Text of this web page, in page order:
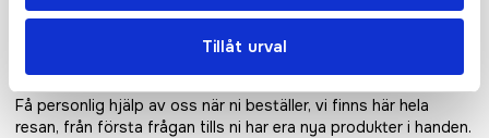
Tillåt urval
Vi hjälper er!
Få personlig hjälp av oss när ni beställer, vi finns här hela
resan, från första frågan tills ni har era nya produkter i handen.